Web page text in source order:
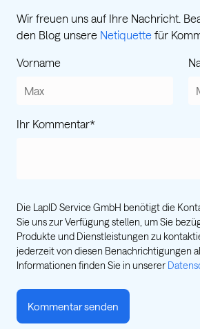
Wir freuen uns auf Ihre Nachricht.
den Blog unsere Netiquette für
Vorname
Ihr Kommentar*
Die LapID Service GmbH benötigt die
Sie uns zur Verfügung stellen, um Sie
Produkte und Dienstleistungen zu
jederzeit von diesen Benachrichtigungen
Informationen finden Sie in unserer